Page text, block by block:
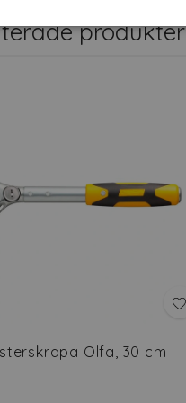
produkter
Olfa, 30 cm